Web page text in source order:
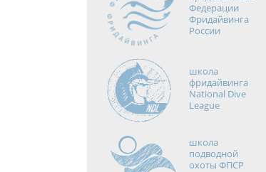
Федерации
Фридайвинга
России
школа
фридайвинга
National Dive
League
школа
подводной
охоты ФПСР